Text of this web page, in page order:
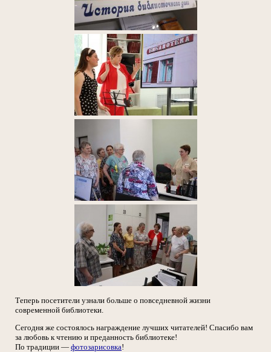
Теперь посетители узнали больше о повседневной жизни
современной библиотеки.
Сегодня же состоялось награждение лучших читателей! Спасибо вам
за любовь к чтению и преданность библиотеке!
По традиции — фотозарисовка!